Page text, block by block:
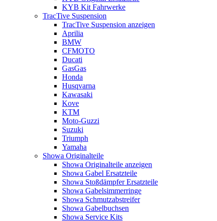
KYB Kit Fahrwerke
TracTive Suspension
TracTive Suspension anzeigen
Aprilia
BMW
CFMOTO
Ducati
GasGas
Honda
Husqvarna
Kawasaki
Kove
KTM
Moto-Guzzi
Suzuki
Triumph
Yamaha
Showa Originalteile
Showa Originalteile anzeigen
Showa Gabel Ersatzteile
Showa Stoßdämpfer Ersatzteile
Showa Gabelsimmerringe
Showa Schmutzabstreifer
Showa Gabelbuchsen
Showa Service Kits